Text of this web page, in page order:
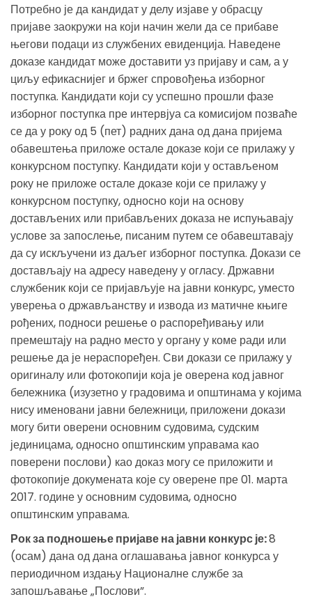
Потребно је да кандидат у делу изјаве у обрасцу
пријаве заокружи на који начин жели да се прибаве
његови подаци из службених евиденција. Наведене
доказе кандидат може доставити уз пријаву и сам, а у
циљу ефикаснијег и бржег спровођења изборног
поступка. Кандидати који су успешно прошли фазе
изборног поступка пре интервјуа са комисијом позваће
се да у року од 5 (пет) радних дана од дана пријема
обавештења приложе остале доказе који се прилажу у
конкурсном поступку. Кандидати који у остављеном
року не приложе остале доказе који се прилажу у
конкурсном поступку, односно који на основу
достављених или прибављених доказа не испуњавају
услове за запослење, писаним путем се обавештавају
да су искључени из даљег изборног поступка. Докази се
достављају на адресу наведену у огласу. Државни
службеник који се пријављује на јавни конкурс, уместо
уверења о држављанству и извода из матичне књиге
рођених, подноси решење о распоређивању или
премештају на радно место у органу у коме ради или
решење да је нераспоређен. Сви докази се прилажу у
оригиналу или фотокопији која је оверена код јавног
бележника (изузетно у градовима и општинама у којима
нису именовани јавни бележници, приложени докази
могу бити оверени основним судовима, судским
јединицама, односно општинским управама као
поверени послови) као доказ могу се приложити и
фотокопије докумената које су оверене пре 01. марта
2017. године у основним судовима, односно
општинским управама.
Рок за подношење пријаве на јавни конкурс је:8
(осам) дана од дана оглашавања јавног конкурса у
периодичном издању Националне службе за
запошљавање „Послови”.